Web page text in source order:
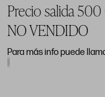
Precio salida
NO VENDIDO
Para más info puede